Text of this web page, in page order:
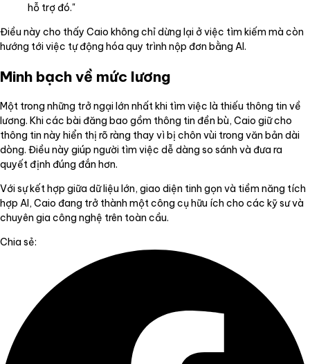
hỗ trợ đó."
Điều này cho thấy Caio không chỉ dừng lại ở việc tìm kiếm mà còn
hướng tới việc tự động hóa quy trình nộp đơn bằng AI.
Minh bạch về mức lương
Một trong những trở ngại lớn nhất khi tìm việc là thiếu thông tin về
lương. Khi các bài đăng bao gồm thông tin đền bù, Caio giữ cho
thông tin này hiển thị rõ ràng thay vì bị chôn vùi trong văn bản dài
dòng. Điều này giúp người tìm việc dễ dàng so sánh và đưa ra
quyết định đúng đắn hơn.
Với sự kết hợp giữa dữ liệu lớn, giao diện tinh gọn và tiềm năng tích
hợp AI, Caio đang trở thành một công cụ hữu ích cho các kỹ sư và
chuyên gia công nghệ trên toàn cầu.
Chia sẻ: